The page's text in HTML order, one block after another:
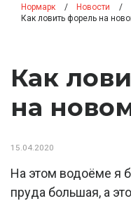
Нормарк Новости
Как ловить форель на
Как
на
15.04.2020
На этом водоёме я
пруда большая, а